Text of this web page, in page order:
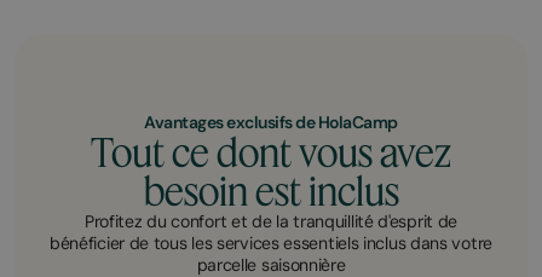
Avantages exclusifs de HolaCamp
Tout ce dont vous avez
besoin est inclus
Profitez du confort et de la tranquillité d'esprit de
bénéficier de tous les services essentiels inclus dans votre
parcelle saisonnière